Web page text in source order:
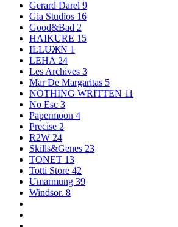
Gerard Darel 9
Gia Studios 16
Good&Bad 2
HAIKURE 15
ILLUЖN 1
LEHA 24
Les Archives 3
Mar De Margaritas 5
NOTHING WRITTEN 11
No Esc 3
Papermoon 4
Precise 2
R2W 24
Skills&Genes 23
TONET 13
Totti Store 42
Umarmung 39
Windsor. 8